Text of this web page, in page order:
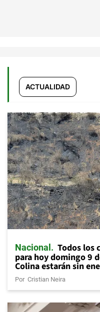
ACTUALIDAD
Nacional Todos los
para hoy domingo 9
Colina estarán sin
Por Cristian Neira